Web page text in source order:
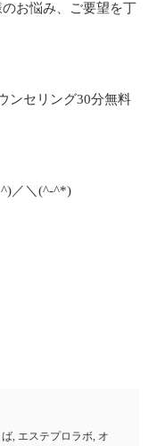
お悩み、ご要望を丁
ンセリング30分無料
／＼(^-^*)
, エステプロラボ, オ